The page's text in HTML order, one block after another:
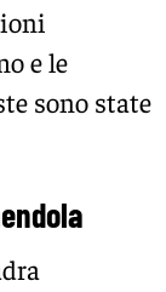
e le
sono state